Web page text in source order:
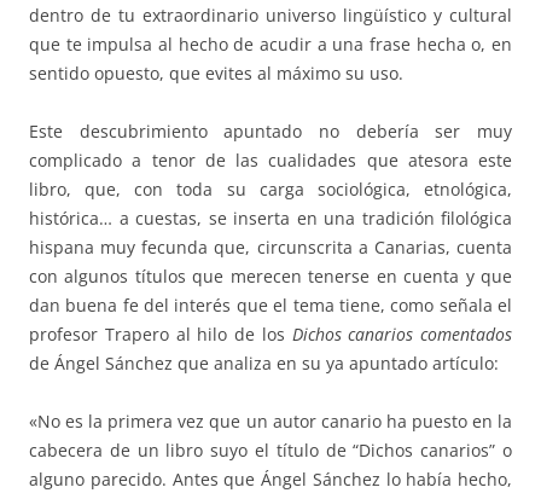
dentro de tu extraordinario universo lingüístico y cultural
que te impulsa al hecho de acudir a una frase hecha o, en
sentido opuesto, que evites al máximo su uso.
Este descubrimiento apuntado no debería ser muy
complicado a tenor de las cualidades que atesora este
libro, que, con toda su carga sociológica, etnológica,
histórica… a cuestas, se inserta en una tradición filológica
hispana muy fecunda que, circunscrita a Canarias, cuenta
con algunos títulos que merecen tenerse en cuenta y que
dan buena fe del interés que el tema tiene, como señala el
profesor Trapero al hilo de los Dichos canarios comentados
de Ángel Sánchez que analiza en su ya apuntado artículo:
«No es la primera vez que un autor canario ha puesto en la
cabecera de un libro suyo el título de “Dichos canarios” o
alguno parecido. Antes que Ángel Sánchez lo había hecho,